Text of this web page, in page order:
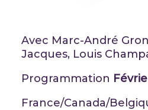
Avec Marc-André
Jacques, Louis
Programmation
France/Canada/